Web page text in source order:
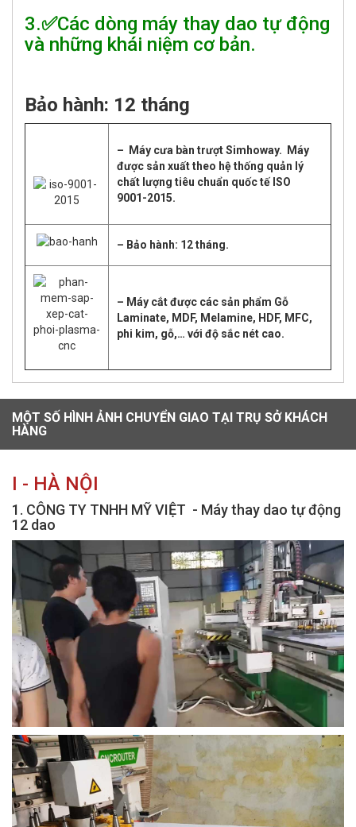
3.✅Các dòng máy thay dao tự động
và những khái niệm cơ bản.
Bảo hành: 12 tháng
– Máy cưa bàn trượt Simhoway.
Máy
được sản xuất theo hệ thống quản lý
chất lượng tiêu chuẩn quốc tế ISO
9001-2015.
– Bảo hành: 12 tháng.
– Máy cắt được các sản phẩm Gỗ
Laminate, MDF, Melamine, HDF, MFC,
phi kim, gỗ,… với độ sắc nét cao.
MỘT SỐ HÌNH ẢNH CHUYỂN GIAO TẠI TRỤ SỞ KHÁCH
HÀNG
I - HÀ NỘI
1. CÔNG TY TNHH MỸ VIỆT - Máy thay dao tự động
12 dao